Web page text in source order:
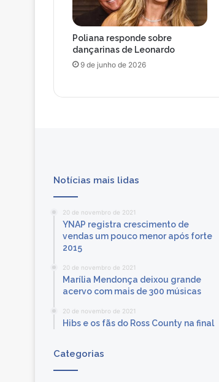
e
s
u
a
e
x
B
B
Poliana responde sobre
dançarinas de Leonardo
9 de junho de 2026
Notícias mais lidas
20 de novembro de 2021
YNAP registra crescimento de
vendas um pouco menor após forte
2015
20 de novembro de 2021
Marília Mendonça deixou grande
acervo com mais de 300 músicas
20 de novembro de 2021
Hibs e os fãs do Ross County na final
Categorias